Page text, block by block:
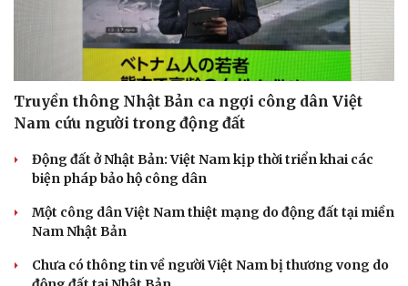
Truyền thông Nhật Bản ca ngợi công dân Việt
Nam cứu người trong động đất
Động đất ở Nhật Bản: Việt Nam kịp thời triển khai các
biện pháp bảo hộ công dân
Một công dân Việt Nam thiệt mạng do động đất tại miền
Nam Nhật Bản
Chưa có thông tin về người Việt Nam bị thương vong do